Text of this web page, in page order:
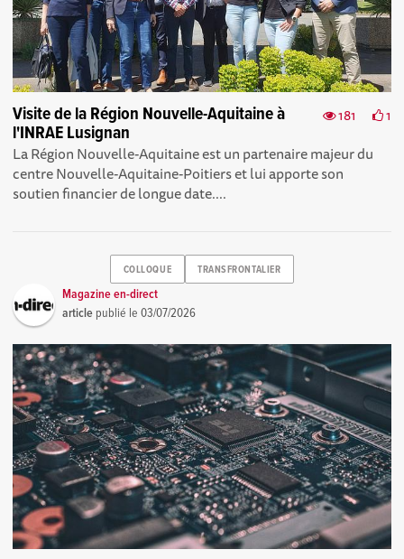
181 1
Visite de la Région Nouvelle-Aquitaine à
l'INRAE Lusignan
La Région Nouvelle-Aquitaine est un partenaire majeur du
centre Nouvelle-Aquitaine-Poitiers et lui apporte son
soutien financier de longue date....
COLLOQUE TRANSFRONTALIER
Magazine en-direct
article publié le03/07/2026